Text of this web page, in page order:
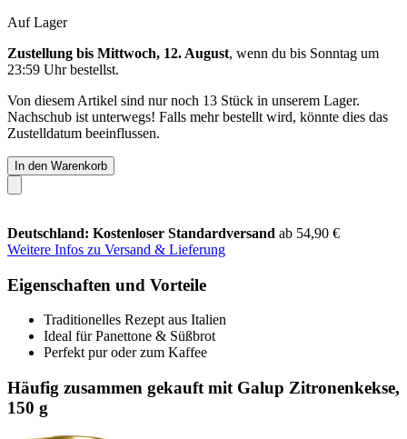
Auf Lager
Zustellung bis Mittwoch, 12. August, wenn du bis Sonntag um
23:59 Uhrbestellst.
Von diesem Artikel sind nur noch 13 Stück in unserem Lager.
Nachschub ist unterwegs! Falls mehr bestellt wird, könnte dies das
Zustelldatum beeinflussen.
In den Warenkorb
Deutschland: Kostenloser Standardversand ab 54,90 €
Weitere Infos zu Versand & Lieferung
Eigenschaften und Vorteile
Traditionelles Rezept aus Italien
Ideal für Panettone & Süßbrot
Perfekt pur oder zum Kaffee
Häufig zusammen gekauft mit Galup Zitronenkekse,
150 g